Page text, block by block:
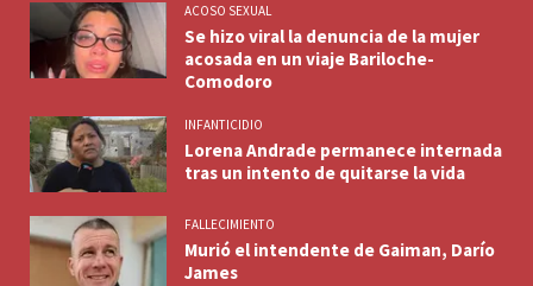
ACOSO SEXUAL
Se hizo viral la denuncia de la mujer
acosada en un viaje Bariloche-
Comodoro
INFANTICIDIO
Lorena Andrade permanece internada
tras un intento de quitarse la vida
FALLECIMIENTO
Murió el intendente de Gaiman, Darío
James